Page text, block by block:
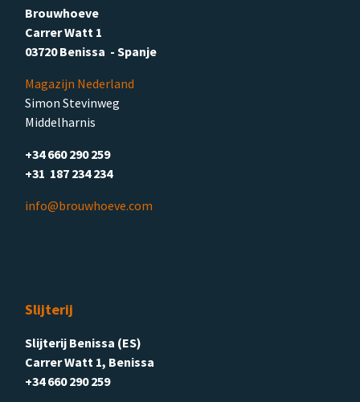
Brouwhoeve
Carrer Watt 1
03720 Benissa - Spanje
Magazijn Nederland
Simon Stevinweg
Middelharnis
+34 660 290 259
+31 187 234 234
info@brouwhoeve.com
Slijterij
Slijterij Benissa (ES)
Carrer Watt 1, Benissa
+34 660 290 259